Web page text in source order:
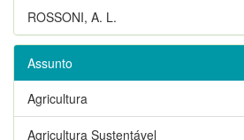
ROSSONI, A. L.
Assunto
Agricultura
Agricultura Sustentável